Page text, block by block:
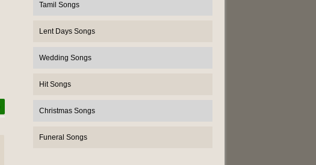
Tamil Songs
Lent Days Songs
Wedding Songs
Hit Songs
Christmas Songs
Funeral Songs